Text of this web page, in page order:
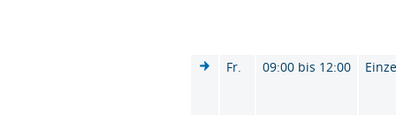
Fr. 09:00 bis 12:00